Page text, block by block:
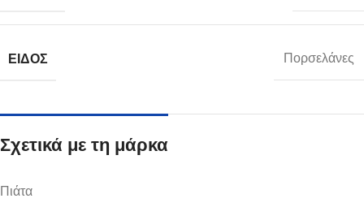
ΕΊΔΟΣ Πορσελάνες
Σχετικά με τη μάρκα
Πιάτα